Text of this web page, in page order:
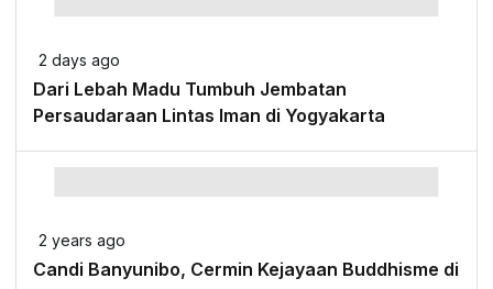
2 days ago
Dari Lebah Madu Tumbuh Jembatan
Persaudaraan Lintas Iman di Yogyakarta
2 years ago
Candi Banyunibo, Cermin Kejayaan Buddhisme di